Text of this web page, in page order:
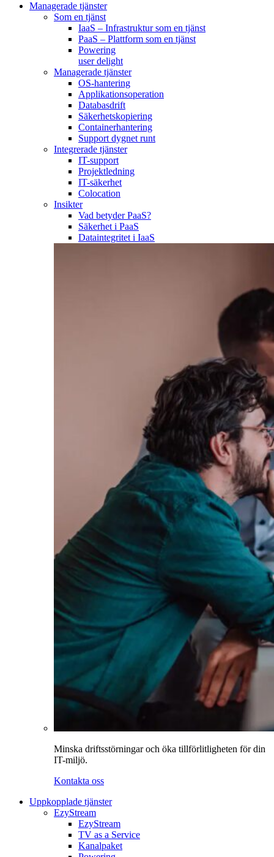
Managerade tjänster
Som en tjänst
IaaS – Infrastruktur som en tjänst
PaaS – Plattform som en tjänst
Powering
user delight
Managerade tjänster
OS-hantering
Applikationsoperation
Databasdrift
Säkerhetskopiering
Containerhantering
Support dygnet runt
Integrerade tjänster
IT-support
Projektledning
IT-säkerhet
Colocation
Insikter
Vad betyder PaaS?
Säkerhet i PaaS
Dataintegritet i IaaS
Minska driftsstörningar och öka tillförlitligheten för din
IT-miljö.
Kontakta oss
Uppkopplade tjänster
EzyStream
EzyStream
TV as a Service
Kanalpaket